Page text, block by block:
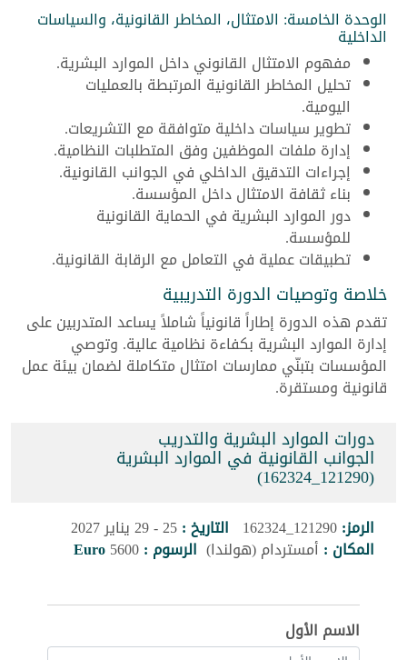
الوحدة الخامسة: الامتثال، المخاطر القانونية، والسياسات
الداخلية
مفهوم الامتثال القانوني داخل الموارد البشرية.
تحليل المخاطر القانونية المرتبطة بالعمليات
اليومية.
تطوير سياسات داخلية متوافقة مع التشريعات.
إدارة ملفات الموظفين وفق المتطلبات النظامية.
إجراءات التدقيق الداخلي في الجوانب القانونية.
بناء ثقافة الامتثال داخل المؤسسة.
دور الموارد البشرية في الحماية القانونية
للمؤسسة.
تطبيقات عملية في التعامل مع الرقابة القانونية.
خلاصة وتوصيات الدورة التدريبية
تقدم هذه الدورة إطاراً قانونياً شاملاً يساعد المتدربين على
إدارة الموارد البشرية بكفاءة نظامية عالية. وتوصي
المؤسسات بتبنّي ممارسات امتثال متكاملة لضمان بيئة عمل
قانونية ومستقرة.
دورات الموارد البشرية والتدريب
الجوانب القانونية في الموارد البشرية
(121290_162324)
الرمز:121290_162324 التاريخ :25 - 29 يناير 2027
المكان : أمستردام (هولندا) الرسوم :5600
Euro
الاسم الأول